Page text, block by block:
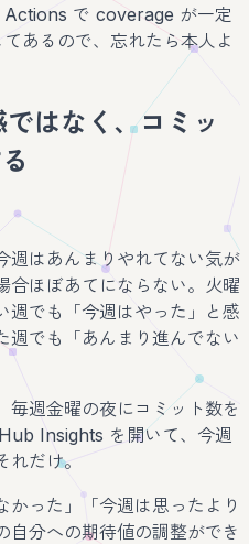
で coverage が一定
あるので、忘れたら本人よ
はなく、コミッ
週はあんまりやれてない気が
合ほぼあてにならない。火曜
週でも「今週はやった」と感
週でも「あんまり進んでない
毎週金曜の夜にコミット数を
Insights を開いて、今週
だけ。
かった」「今週は思ったより
自分への期待値の調整ができ